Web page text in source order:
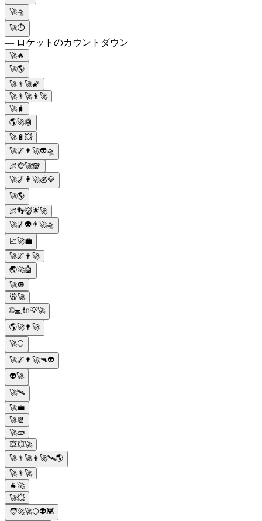
🚀🛸
🚀⏱
— ロケットのカウントダウン
🚀🔥
🚀🌎
🚀👨‍🚀🌠
🚀👨‍🚀👩‍🚀
🚀🧳
🌎🚀🤖
🚀🔋💥
🚀🌌👨‍🚀👽🛸
🌌🐵🚀🙈
🚀🌌👨‍🚀💰💎
🚀🌎
🌌👣👹🌟🚀
🚀🌌👽👨‍🚀🛸
📈🚀💼
🚀🌌👨‍🚀
🌏🚀🤖
🚀🔘
🐭🚀
🌐💻🔌💡🚀
🌎🚀👨‍🚀
🚀🌕
🚀🌌👨‍🚀🔫👽
👽🚀
🚀🛰️
🚀💼
🚀📆
🚀🧱
💥💥🚀
🚀👨‍🚀👩‍🚀🛰️🌎
🚀👨‍🚀
🐐🚀
🚀💥
🧑‍🚀🚀🌕👽👾